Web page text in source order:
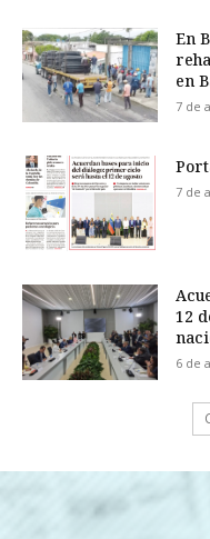
En
en
7 de
7 de
12
6 de